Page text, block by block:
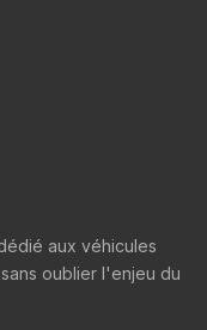
aux véhicules
sans oublier l'enjeu du